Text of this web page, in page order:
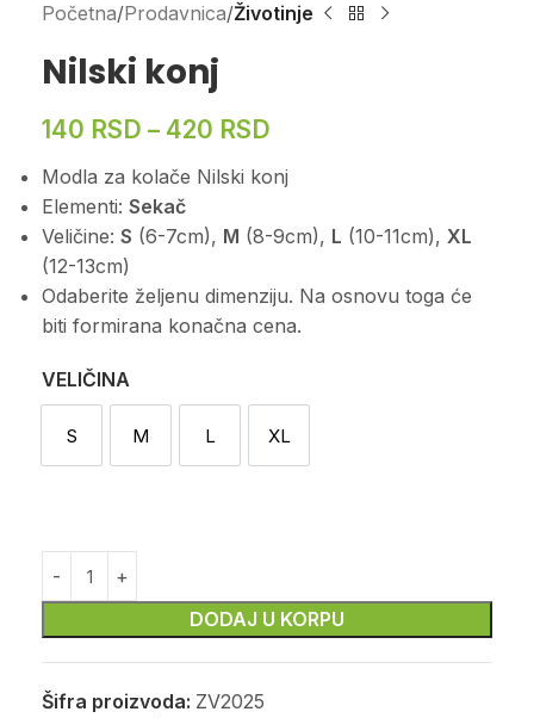
Početna Prodavnica Životinje
Nilski konj
140 RSD – 420 RSD
Modla za kolače Nilski konj
Elementi: Sekač
Veličine: S (6-7cm), M (8-9cm), L (10-11cm), XL
(12-13cm)
Odaberite željenu dimenziju. Na osnovu toga će
biti formirana konačna cena.
VELIČINA
S
S M
M L
L XL
XL
DODAJ U KORPU
Šifra proizvoda: ZV2025